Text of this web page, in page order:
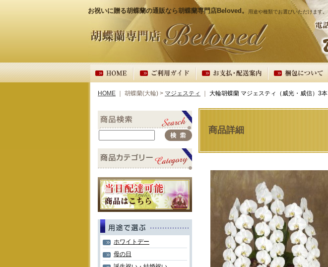
お祝いに贈る胡蝶蘭の通販なら胡蝶蘭専門店Beloved。 用途や種類でお選びいただけます。
HOME ｜ 胡蝶蘭(大輪) > マジェスティ 大輪胡蝶蘭 マジェスティ（威光・威信）3本
ホワイトデー
母の日
商品詳細